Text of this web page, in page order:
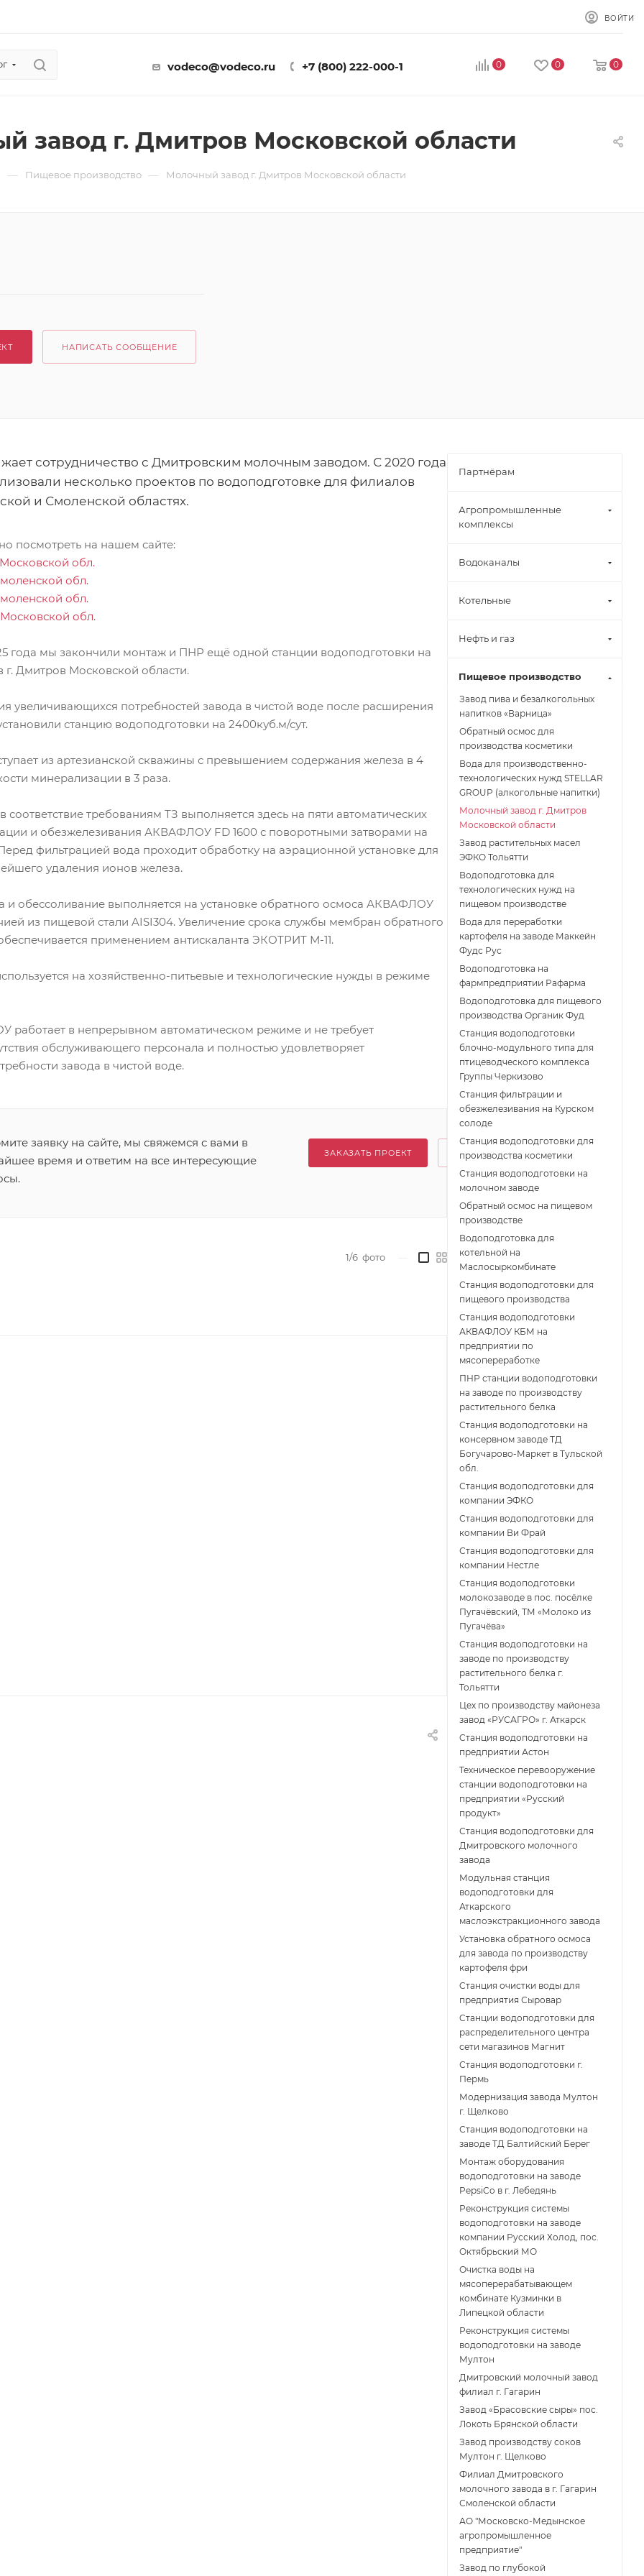
ВОЙТИ
vodeco@vodeco.ru +7 (800) 222-000-1 0 0 0
завод г. Дмитров Московской области
— Пищевое производство — Молочный завод г. Дмитров Московской области
НАПИСАТЬ СООБЩЕНИЕ
сотрудничество с Дмитровским молочным заводом. С 2020 года
несколько проектов по водоподготовке для филиалов
и Смоленской областях.
посмотреть на нашем сайте:
обл.
обл.
обл.
обл.
года мы закончили монтаж и ПНР ещё одной станции водоподготовки на
г. Дмитров Московской области.
увеличивающихся потребностей завода в чистой воде после расширения
станцию водоподготовки на 2400куб.м/сут.
из артезианской скважины с превышением содержания железа в 4
минерализации в 3 раза.
требованиям ТЗ выполняется здесь на пяти автоматических
и обезжелезивания АКВАФЛОУ FD 1600 с поворотными затворами на
фильтрацией вода проходит обработку на аэрационной установке для
удаления ионов железа.
и обессоливание выполняется на установке обратного осмоса АКВАФЛОУ
из пищевой стали AISI304. Увеличение срока службы мембран обратного
применением антискаланта ЭКОТРИТ М-11.
на хозяйственно-питьевые и технологические нужды в режиме
работает в непрерывном автоматическом режиме и не требует
обслуживающего персонала и полностью удовлетворяет
завода в чистой воде.
заявку на сайте, мы свяжемся с вами в
время и ответим на все интересующие
ЗАКАЗАТЬ ПРОЕКТ
1/6 фото
Партнёрам
Агропромышленные
комплексы
Водоканалы
Котельные
Нефть и газ
Пищевое производство
Завод пива и безалкогольных
напитков «Варница»
Обратный осмос для
производства косметики
Вода для производственно-
технологических нужд STELLAR
GROUP (алкогольные напитки)
Молочный завод г. Дмитров
Московской области
Завод растительных масел
ЭФКО Тольятти
Водоподготовка для
технологических нужд на
пищевом производстве
Вода для переработки
картофеля на заводе Маккейн
Фудс Рус
Водоподготовка на
фармпредприятии Рафарма
Водоподготовка для пищевого
производства Органик Фуд
Станция водоподготовки
блочно-модульного типа для
птицеводческого комплекса
Группы Черкизово
Станция фильтрации и
обезжелезивания на Курском
солоде
Станция водоподготовки для
производства косметики
Станция водоподготовки на
молочном заводе
Обратный осмос на пищевом
производстве
Водоподготовка для
котельной на
Маслосыркомбинате
Станция водоподготовки для
пищевого производства
Станция водоподготовки
АКВАФЛОУ КБМ на
предприятии по
мясопереработке
ПНР станции водоподготовки
на заводе по производству
растительного белка
Станция водоподготовки на
консервном заводе ТД
Богучарово-Маркет в Тульской
обл.
Станция водоподготовки для
компании ЭФКО
Станция водоподготовки для
компании Ви Фрай
Станция водоподготовки для
компании Нестле
Станция водоподготовки
молокозаводе в пос. посёлке
Пугачёвский, ТМ «Молоко из
Пугачёва»
Станция водоподготовки на
заводе по производству
растительного белка г.
Тольятти
Цех по производству майонеза
завод «РУСАГРО» г. Аткарск
Cтанция водоподготовки на
предприятии Астон
Техническое перевооружение
станции водоподготовки на
предприятии «Русский
продукт»
Станция водоподготовки для
Дмитровского молочного
завода
Модульная станция
водоподготовки для
Аткарского
маслоэкстракционного завода
Установка обратного осмоса
для завода по производству
картофеля фри
Cтанция очистки воды для
предприятия Сыровар
Cтанции водоподготовки для
распределительного центра
сети магазинов Магнит
Станция водоподготовки г.
Пермь
Модернизация завода Мултон
г. Щелково
Станция водоподготовки на
заводе ТД Балтийский Берег
Монтаж оборудования
водоподготовки на заводе
PepsiCo в г. Лебедянь
Реконструкция системы
водоподготовки на заводе
компании Русский Холод, пос.
Октябрьский МО
Очистка воды на
мясоперерабатывающем
комбинате Кузминки в
Липецкой области
Реконструкция системы
водоподготовки на заводе
Мултон
Дмитровский молочный завод
филиал г. Гагарин
Завод «Брасовские сыры» пос.
Локоть Брянской области
Завод производству соков
Мултон г. Щелково
Филиал Дмитровского
молочного завода в г. Гагарин
Смоленской области
АО "Московско-Медынское
агропромышленное
предприятие"
Завод по глубокой